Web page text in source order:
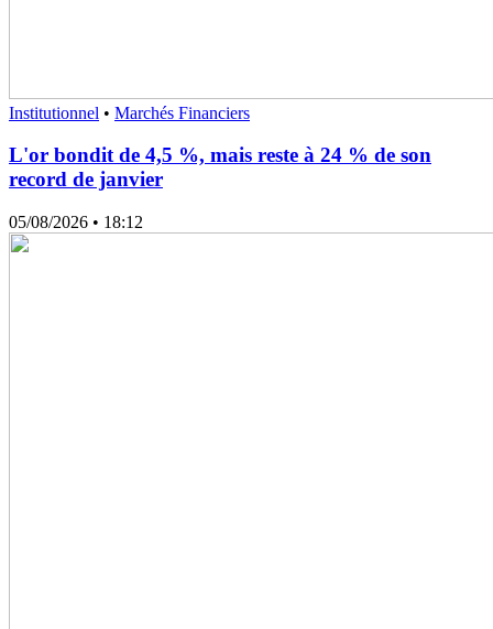
Institutionnel • Marchés Financiers
L'or bondit de 4,5 %, mais reste à 24 % de son
record de janvier
05/08/2026 • 18:12